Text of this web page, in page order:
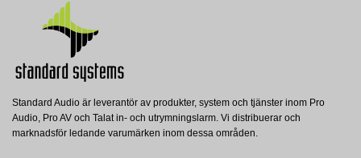
Standard Audio är leverantör av produkter, system och tjänster inom Pro
Audio, Pro AV och Talat in- och utrymningslarm. Vi distribuerar och
marknadsför ledande varumärken inom dessa områden.